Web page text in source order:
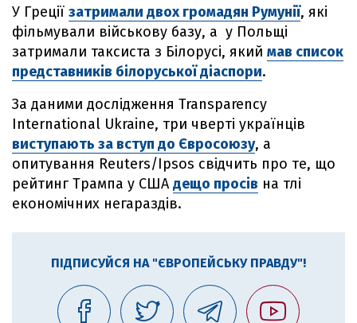
У Греції затримали двох громадян Румунії, які
фільмували військову базу, а у Польщі
затримали таксиста з Білорусі, який мав список
представників білоруської діаспори.
За даними дослідження Transparency
International Ukraine, три чверті українців
виступають за вступ до Євросоюзу, а
опитування Reuters/Ipsos свідчить про те, що
рейтинг Трампа у США дещо просів на тлі
економічних негараздів.
ПІДПИСУЙСЯ НА "ЄВРОПЕЙСЬКУ ПРАВДУ"!